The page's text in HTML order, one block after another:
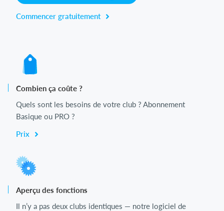
Commencer gratuitement
Combien ça coûte ?
Quels sont les besoins de votre club ? Abonnement
Basique ou PRO ?
Prix
Aperçu des fonctions
Il n’y a pas deux clubs identiques — notre logiciel de